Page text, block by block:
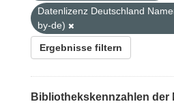
Datenlizenz Deutschland
by-de)
Ergebnisse filtern
Bibliothekskennzahlen der